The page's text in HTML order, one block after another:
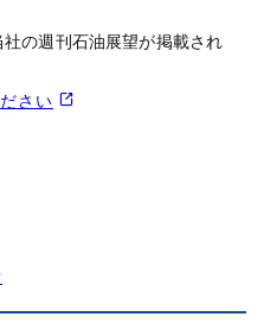
社の週刊石油展望が掲載され
さい